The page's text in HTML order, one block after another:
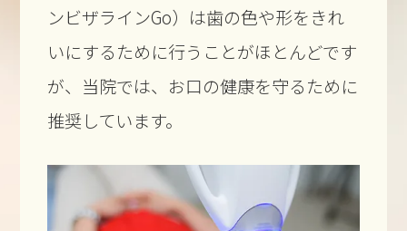
ンビザラインGo）は歯の色や形をきれ
いにするために行うことがほとんどです
が、当院では、お口の健康を守るために
推奨しています。